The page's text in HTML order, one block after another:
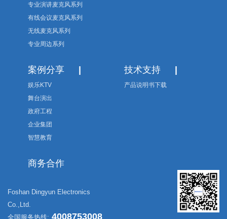
专业演讲麦克风系列
有线会议麦克风系列
无线麦克风系列
专业周边系列
案例分享 |
娱乐KTV
舞台演出
政府工程
企业集团
智慧教育
技术支持 |
产品说明书下载
商务合作
Foshan Dingyun Electronics
Co.,Ltd.
全国服务热线: 4008753008